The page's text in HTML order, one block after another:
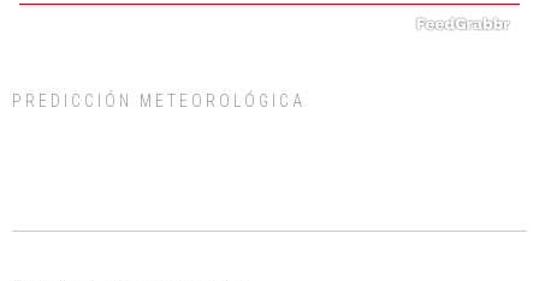
días, ella incluida...
PREDICCIÓN METEOROLÓGICA